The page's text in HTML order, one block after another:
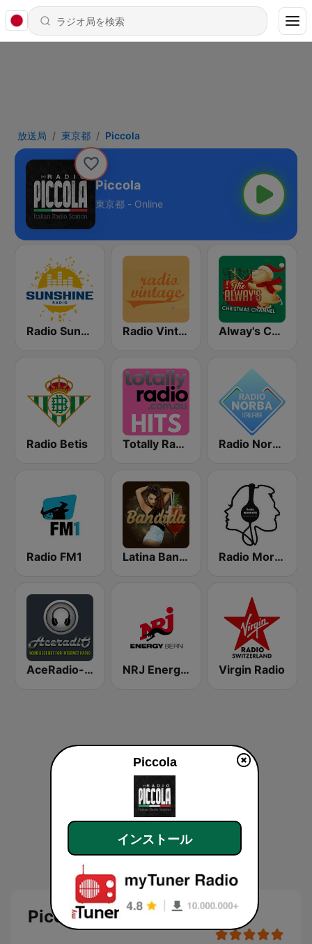
放送局 東京都 Piccola
Piccola
東京都 - Online
Radio Sunshine Radio Vintage Alway's Christmas Channel
Radio Betis Totally Radio Hits Radio Norba Italiana
Radio FM1 Latina Bandida! Radio Morcote International
AceRadio-The Hitz Channel NRJ Energy Bern Virgin Radio
Piccola
Piccola
インストール